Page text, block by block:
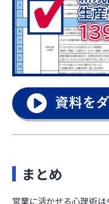
まとめ
営業に活かせる心理術